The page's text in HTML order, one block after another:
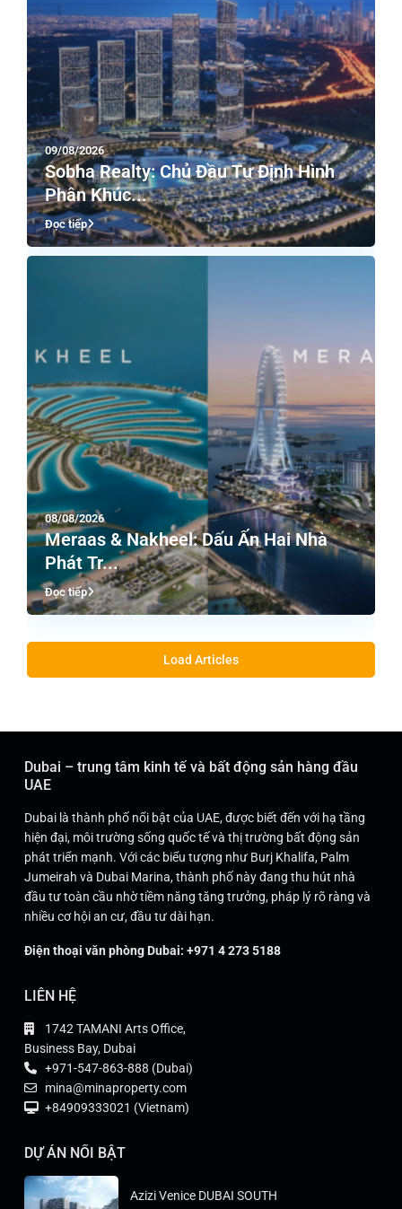
09/08/2026
Sobha Realty: Chủ Đầu Tư Định Hình
Phân Khúc...
Đọc tiếp
08/08/2026
Meraas & Nakheel: Dấu Ấn Hai Nhà
Phát Tr...
Đọc tiếp
Load Articles
Dubai – trung tâm kinh tế và bất động sản hàng đầu
UAE
Dubai là thành phố nổi bật của UAE, được biết đến với hạ tầng
hiện đại, môi trường sống quốc tế và thị trường bất động sản
phát triển mạnh. Với các biểu tượng như Burj Khalifa, Palm
Jumeirah và Dubai Marina, thành phố này đang thu hút nhà
đầu tư toàn cầu nhờ tiềm năng tăng trưởng, pháp lý rõ ràng và
nhiều cơ hội an cư, đầu tư dài hạn.
Điện thoại văn phòng Dubai: +971 4 273 5188
LIÊN HỆ
1742 TAMANI Arts Office,
Business Bay, Dubai
+971-547-863-888 (Dubai)
mina@minaproperty.com
+84909333021 (Vietnam)
DỰ ÁN NỔI BẬT
Azizi Venice DUBAI SOUTH